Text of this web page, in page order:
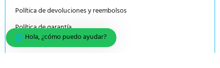
Política de devoluciones y reembolsos
Política de garantía
Carrito
Hola, ¿cómo puedo ayudar?